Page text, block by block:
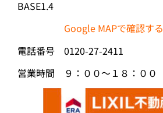
BASE1.4
Google MAPで確認する
電話番号 0120-27-2411
営業時間 ９：００～１８：００